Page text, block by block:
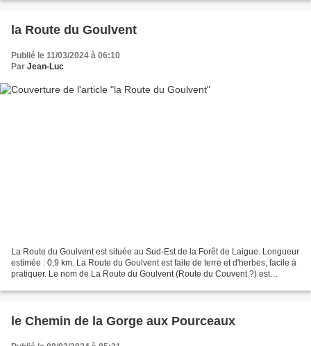
la Route du Goulvent
Publié le 11/03/2024 à 06:10
Par Jean-Luc
La Route du Goulvent est située au Sud-Est de la Forêt de Laigue. Longueur
estimée : 0,9 km. La Route du Goulvent est faite de terre et d'herbes, facile à
pratiquer. Le nom de La Route du Goulvent (Route du Couvent ?) est
le Chemin de la Gorge aux Pourceaux